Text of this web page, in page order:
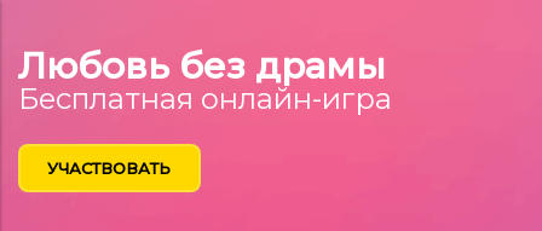
Любовь без драмы
Бесплатная онлайн-игра
УЧАСТВОВАТЬ